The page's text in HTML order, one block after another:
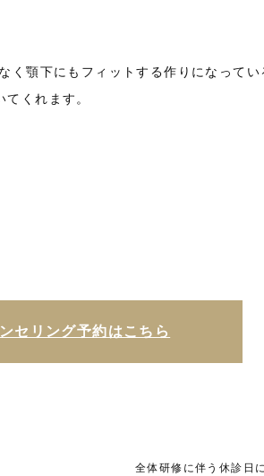
く顎下にもフィットする作りになってい
くれます。
セリング予約はこちら
全体研修に伴う休診日